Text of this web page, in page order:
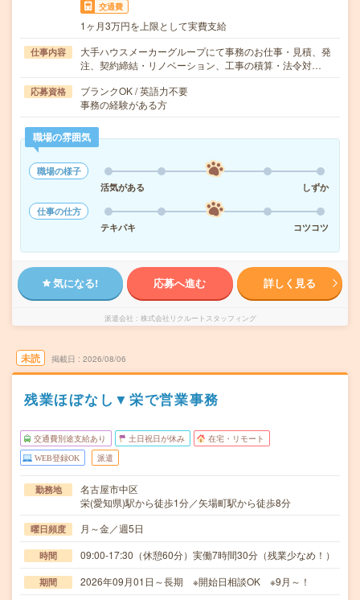
交通費
1ヶ月3万円を上限として実費支給
仕事内容
大手ハウスメーカーグループにて事務のお仕事・見積、発
注、契約締結・リノベーション、工事の積算・法令対…
応募資格
ブランクOK / 英語力不要
事務の経験がある方
職場の雰囲気
職場の様子
活気がある
しずか
仕事の仕方
テキパキ
コツコツ
気になる! 応募へ進む 詳しく見る
派遣会社 株式会社リクルートスタッフィング
未読 掲載日 2026/08/06
残業ほぼなし▼栄で営業事務
交通費別途支給あり 土日祝日が休み 在宅・リモート
WEB登録OK 派遣
勤務地
名古屋市中区
栄(愛知県)駅から徒歩1分／矢場町駅から徒歩8分
曜日頻度 月～金／週5日
時間 09:00-17:30（休憩60分）実働7時間30分（残業少なめ！）
期間 2026年09月01日～長期 ※開始日相談OK ※9月～！